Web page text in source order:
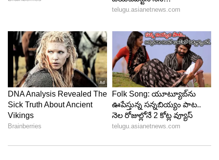
సాంబార్, కర్రీలు, దాల్ లేదా ఇతర గ్రేవీ వంటకాలను కూడా
ఆహారం చిందరవందర అయ్యే అవకాశం ఉండదు. ఈ ఫీచర్
ఉద్యోగులు, ప్రయాణికులకు మరింత సౌకర్యాన్ని
అందిస్తుంది.
5
5